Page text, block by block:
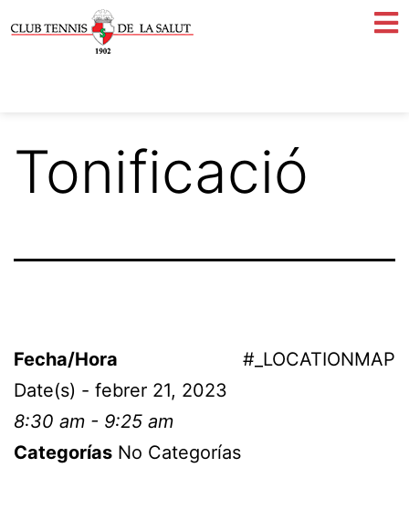
Tonificació
#_LOCATIONMAP
Fecha/Hora
Date(s) - febrer 21, 2023
8:30 am - 9:25 am
Categorías No Categorías